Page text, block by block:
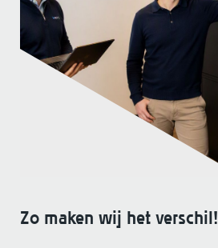
Zo maken wij het verschil!